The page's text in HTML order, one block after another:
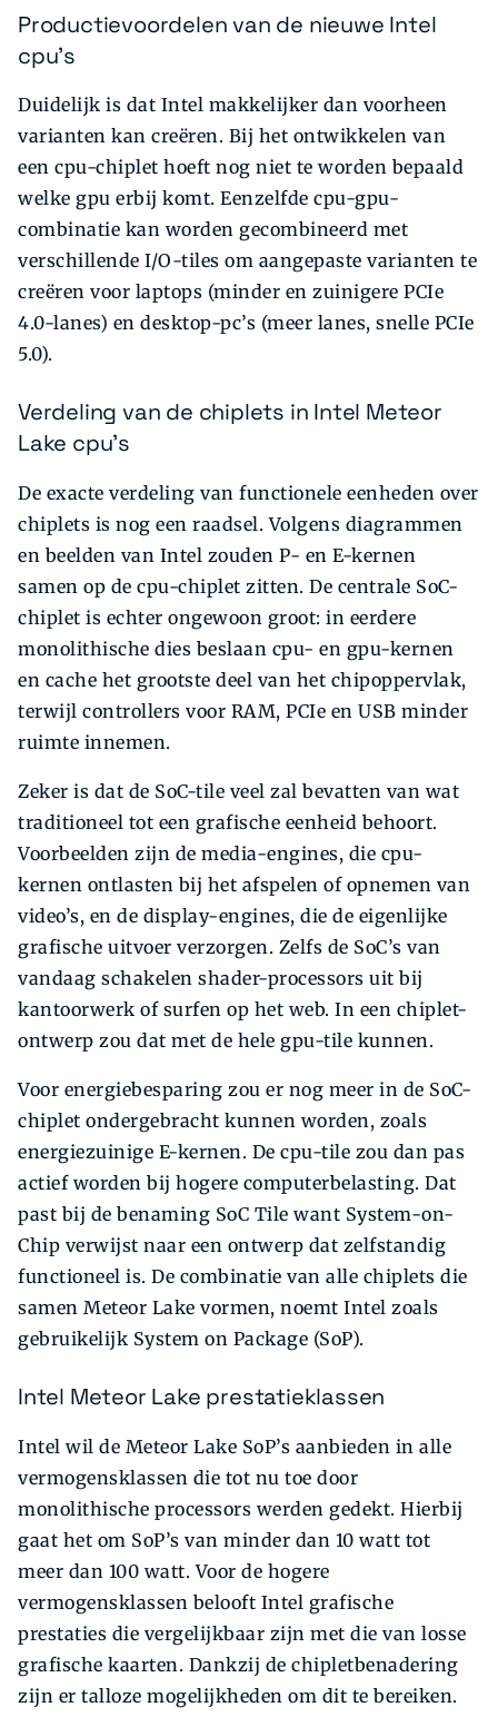
Productievoordelen van de nieuwe Intel
cpu's
Duidelijk is dat Intel makkelijker dan voorheen
varianten kan creëren. Bij het ontwikkelen van
een cpu-chiplet hoeft nog niet te worden bepaald
welke gpu erbij komt. Eenzelfde cpu-gpu-
combinatie kan worden gecombineerd met
verschillende I/O-tiles om aangepaste varianten te
creëren voor laptops (minder en zuinigere PCIe
4.0-lanes) en desktop-pc’s (meer lanes, snelle PCIe
5.0).
Verdeling van de chiplets in Intel Meteor
Lake cpu's
De exacte verdeling van functionele eenheden over
chiplets is nog een raadsel. Volgens diagrammen
en beelden van Intel zouden P- en E-kernen
samen op de cpu-chiplet zitten. De centrale SoC-
chiplet is echter ongewoon groot: in eerdere
monolithische dies beslaan cpu- en gpu-kernen
en cache het grootste deel van het chipoppervlak,
terwijl controllers voor RAM, PCIe en USB minder
ruimte innemen.
Zeker is dat de SoC-tile veel zal bevatten van wat
traditioneel tot een grafische eenheid behoort.
Voorbeelden zijn de media-engines, die cpu-
kernen ontlasten bij het afspelen of opnemen van
video’s, en de display-engines, die de eigenlijke
grafische uitvoer verzorgen. Zelfs de SoC’s van
vandaag schakelen shader-processors uit bij
kantoorwerk of surfen op het web. In een chiplet-
ontwerp zou dat met de hele gpu-tile kunnen.
Voor energiebesparing zou er nog meer in de SoC-
chiplet ondergebracht kunnen worden, zoals
energiezuinige E-kernen. De cpu-tile zou dan pas
actief worden bij hogere computerbelasting. Dat
past bij de benaming SoC Tile want System-on-
Chip verwijst naar een ontwerp dat zelfstandig
functioneel is. De combinatie van alle chiplets die
samen Meteor Lake vormen, noemt Intel zoals
gebruikelijk System on Package (SoP).
Intel Meteor Lake prestatieklassen
Intel wil de Meteor Lake SoP’s aanbieden in alle
vermogensklassen die tot nu toe door
monolithische processors werden gedekt. Hierbij
gaat het om SoP’s van minder dan 10 watt tot
meer dan 100 watt. Voor de hogere
vermogensklassen belooft Intel grafische
prestaties die vergelijkbaar zijn met die van losse
grafische kaarten. Dankzij de chipletbenadering
zijn er talloze mogelijkheden om dit te bereiken.